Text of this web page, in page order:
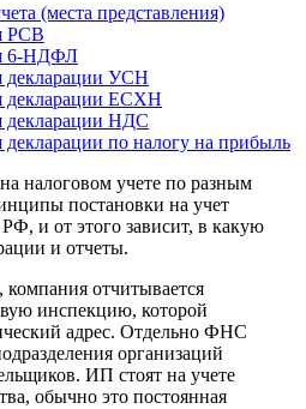
(места представления)
РСВ
6-НДФЛ
декларации УСН
декларации ЕСХН
декларации НДС
декларации по налогу на прибыль
налоговом учете по разным
постановки на учет
и от этого зависит, в какую
и отчеты.
отчитывается
инспекцию, которой
адрес. Отдельно ФНС
организаций
ИП стоят на учете
обычно это постоянная